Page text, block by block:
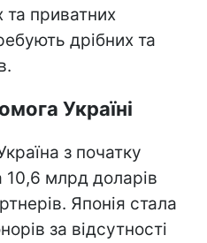
та приватних
дрібних та
Україні
з початку
млрд доларів
Японія стала
за відсутності